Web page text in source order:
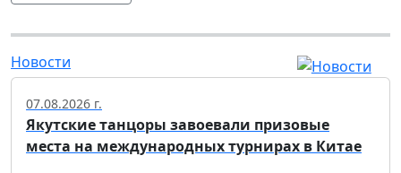
Новости
07.08.2026 г.
Якутские танцоры завоевали призовые
места на международных турнирах в Китае